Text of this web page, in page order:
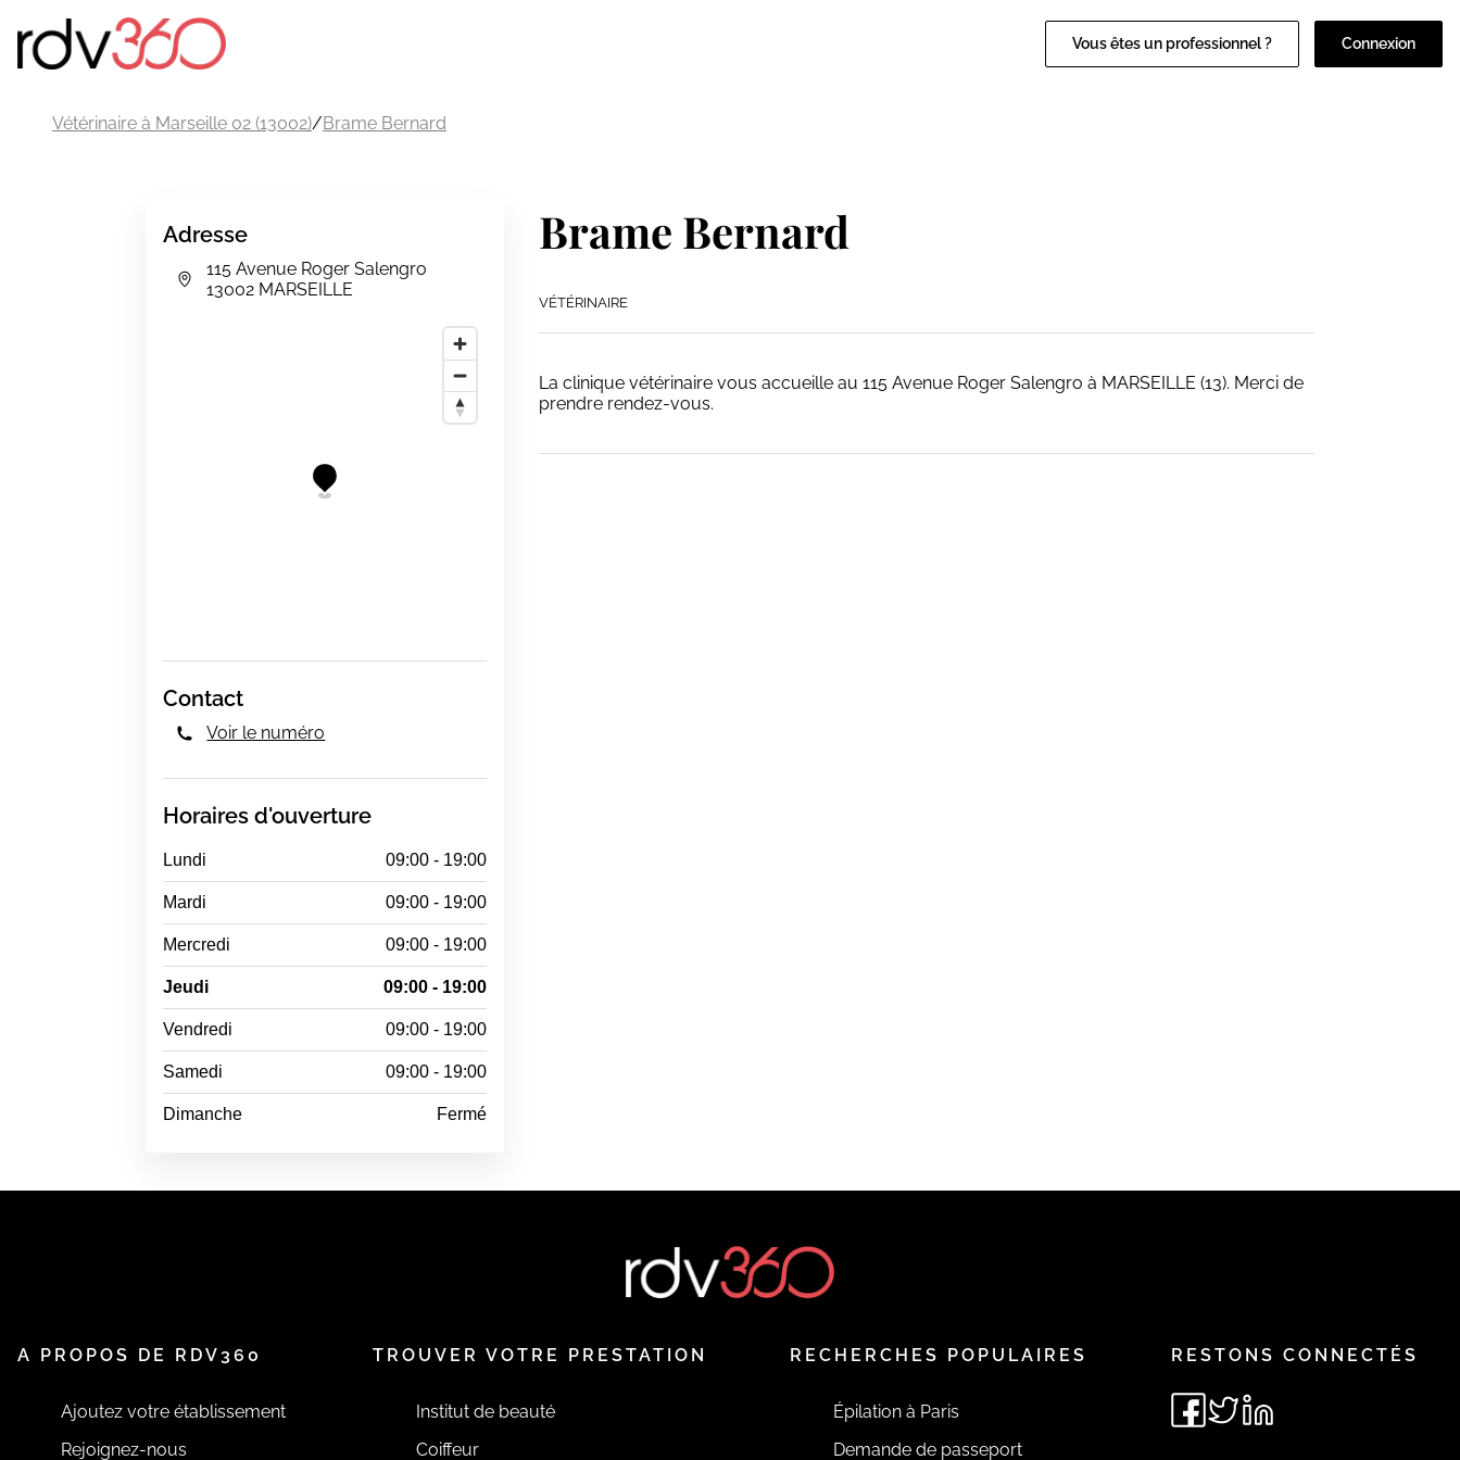
Vous êtes un professionnel ? Connexion
Vétérinaire à Marseille 02 (13002)/Brame Bernard
Adresse
115 Avenue Roger Salengro
13002 MARSEILLE
Contact
Voir le numéro
Horaires d'ouverture
Lundi 09:00 - 19:00
Mardi 09:00 - 19:00
Mercredi 09:00 - 19:00
Jeudi 09:00 - 19:00
Vendredi 09:00 - 19:00
Samedi 09:00 - 19:00
Dimanche Fermé
Brame Bernard
VÉTÉRINAIRE
La clinique vétérinaire vous accueille au 115 Avenue Roger Salengro à MARSEILLE (13). Merci de
prendre rendez-vous.
A PROPOS DE RDV360
Ajoutez votre établissement
Rejoignez-nous
TROUVER VOTRE PRESTATION
Institut de beauté
Coiffeur
RECHERCHES POPULAIRES
Épilation à Paris
Demande de passeport
RESTONS CONNECTÉS